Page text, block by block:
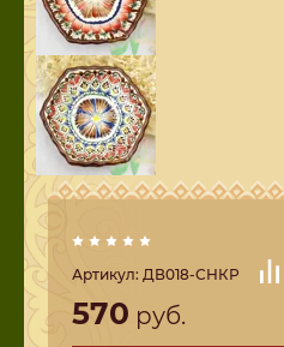
Артикул: ДВ018-СНКР
570 руб.